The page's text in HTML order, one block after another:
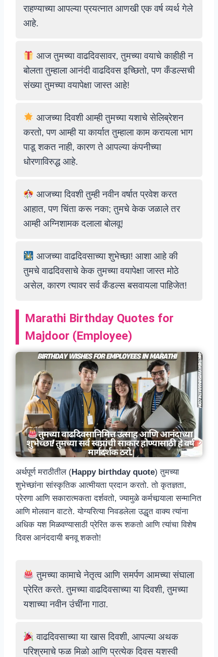
राहण्याच्या आपल्या प्रयत्नात आणखी एक वर्ष व्यर्थ गेले
आहे.
आज तुमच्या वाढदिवसावर, तुमच्या वयाचे काहीही न
बोलता तुम्हाला आनंदी वाढदिवस इच्छितो, पण कँडल्सची
संख्या तुमच्या वयापेक्षा जास्त आहे!
आजच्या दिवशी आम्ही तुमच्या यशाचे सेलिब्रेशन
करतो, पण आम्ही या कार्यात तुम्हाला काम करायला भाग
पाडू शकत नाही, कारण ते आपल्या कंपनीच्या
धोरणाविरुद्ध आहे.
आजच्या दिवशी तुम्ही नवीन वर्षात प्रवेश करत
आहात, पण चिंता करू नका; तुमचे केक जळाले तर
आम्ही अग्निशामक दलाला बोलवू!
आजच्या वाढदिवसाच्या शुभेच्छा! आशा आहे की
तुमचे वाढदिवसाचे केक तुमच्या वयापेक्षा जास्त मोठे
असेल, कारण त्यावर सर्व कँडल्स बसवायला पाहिजेत!
Marathi Birthday Quotes for
Majdoor (Employee)
अर्थपूर्ण मराठीतील (Happy birthday quote) तुमच्या
शुभेच्छांना सांस्कृतिक आत्मीयता प्रदान करतो. तो कृतज्ञता,
प्रेरणा आणि सकारात्मकता दर्शवतो, ज्यामुळे कर्मचार्‍याला सन्मानित
आणि मोलवान वाटते. योग्यरित्या निवडलेला उद्धृत वाक्य त्यांना
अधिक यश मिळवण्यासाठी प्रेरित करू शकतो आणि त्यांचा विशेष
दिवस आनंददायी बनवू शकतो!
तुमच्या कामाचे नेतृत्व आणि समर्पण आमच्या संघाला
प्रेरित करते. तुमच्या वाढदिवसाच्या या दिवशी, तुमच्या
यशाच्या नवीन उंचींना गाठा.
वाढदिवसाच्या या खास दिवशी, आपल्या अथक
परिश्रमाचे फळ मिळो आणि प्रत्येक दिवस यशस्वी